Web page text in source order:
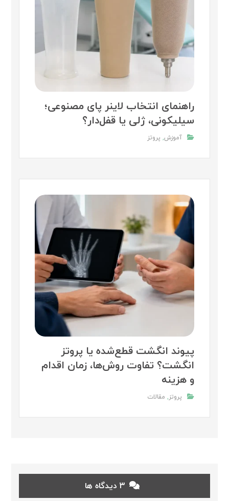
راهنمای انتخاب لاینر پای مصنوعی؛
سیلیکونی، ژلی یا قفل‌دار؟
آموزش, پروتز
پیوند انگشت قطع‌شده یا پروتز
انگشت؟ تفاوت روش‌ها، زمان اقدام
و هزینه
پروتز, مقالات
3 دیدگاه ها